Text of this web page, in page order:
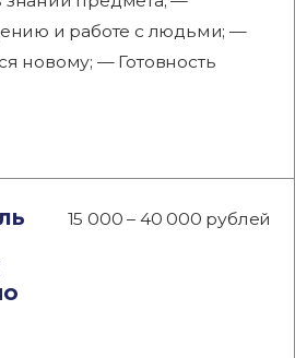
и работе с людьми; —
новому; — Готовность
15 000 – 40 000 рублей